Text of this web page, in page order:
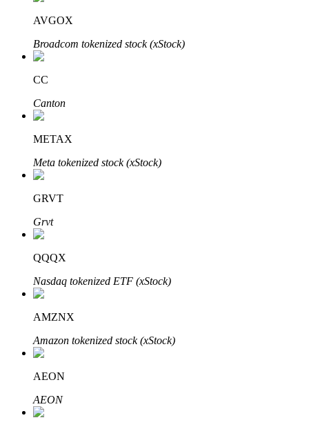
享受活期理財及長期收益
學習理財
Bitrue
AVGOX
Broadcom tokenized stock (xStock)
CC
Canton
METAX
Meta tokenized stock (xStock)
GRVT
Grvt
QQQX
Nasdaq tokenized ETF (xStock)
AMZNX
Amazon tokenized stock (xStock)
AEON
AEON